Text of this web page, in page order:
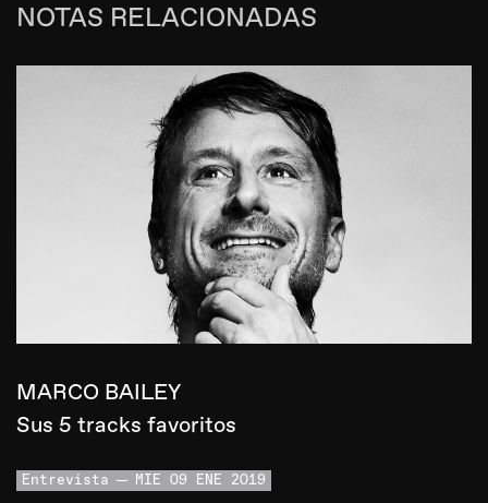
NOTAS RELACIONADAS
MARCO BAILEY
Sus 5 tracks favoritos
Entrevista MIE 09 ENE 2019